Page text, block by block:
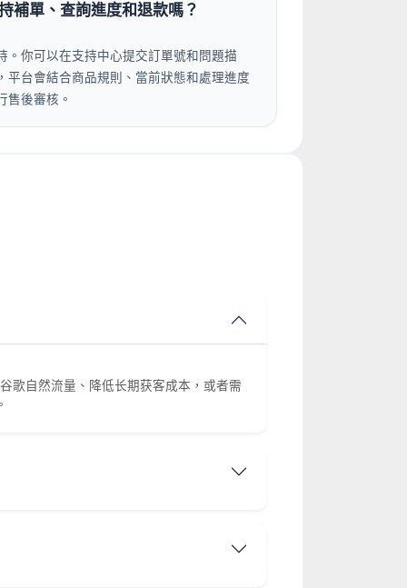
補單、查詢進度和退款嗎？
。你可以在支持中心提交訂單號和問題描
平台會結合商品規則、當前狀態和處理進度
售後審核。
歌自然流量、降低长期获客成本，或者需